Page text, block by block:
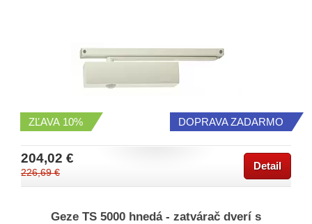
DOPRAVA ZADARMO
ZĽAVA 10%
204,02 €
226,69 €
Detail
Geze TS 5000 hnedá - zatvárač dverí s